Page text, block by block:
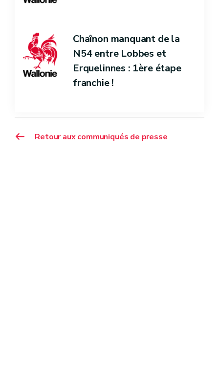
Retour aux communiqués de presse
Chaînon manquant de la
N54 entre Lobbes et
Erquelinnes : 1ère étape
franchie !